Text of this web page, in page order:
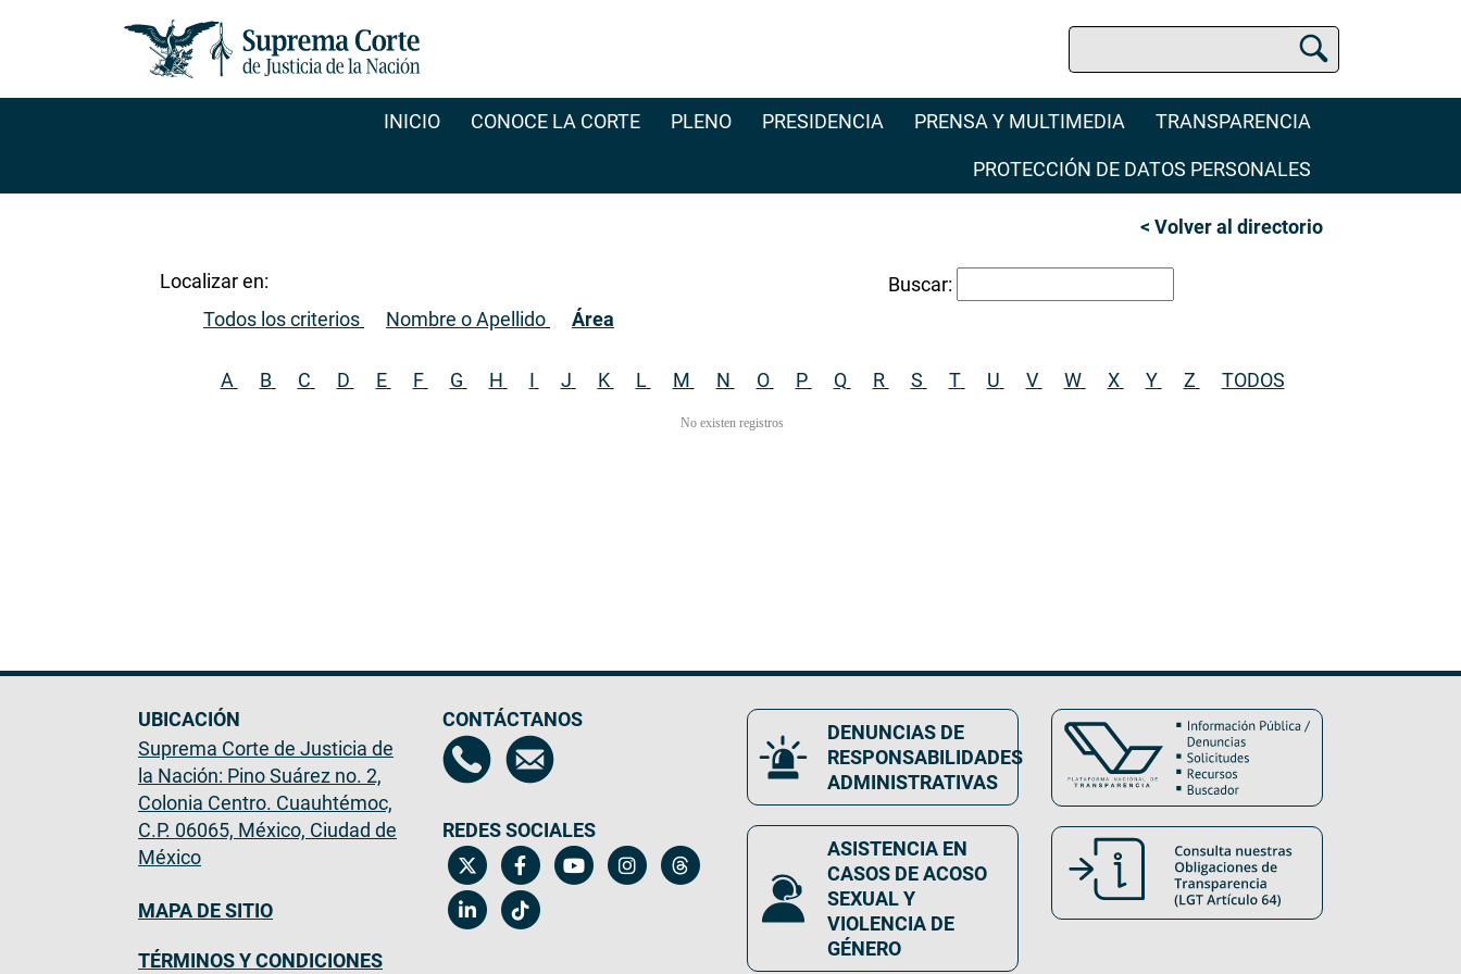
Buscar
INICIO CONOCE LA CORTE PLENO PRESIDENCIA PRENSA Y MULTIMEDIA TRANSPARENCIA
PROTECCIÓN DE DATOS PERSONALES
< Volver al directorio
Localizar en:
Todos los criterios
Nombre o Apellido Área
Buscar:
A B C D E F G H I J K L M N O P Q R S T U V W X Y Z TODOS
No existen registros
UBICACIÓN
Suprema Corte de Justicia de
la Nación: Pino Suárez no. 2,
Colonia Centro. Cuauhtémoc,
C.P. 06065, México, Ciudad de
México
MAPA DE SITIO
TÉRMINOS Y CONDICIONES
CONTÁCTANOS
REDES SOCIALES
DENUNCIAS DE
RESPONSABILIDADES
ADMINISTRATIVAS
ASISTENCIA EN
CASOS DE ACOSO
SEXUAL Y
VIOLENCIA DE
GÉNERO